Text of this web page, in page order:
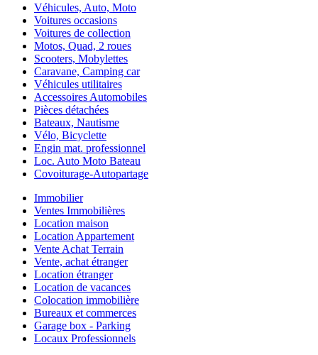
Véhicules, Auto, Moto
Voitures occasions
Voitures de collection
Motos, Quad, 2 roues
Scooters, Mobylettes
Caravane, Camping car
Véhicules utilitaires
Accessoires Automobiles
Pièces détachées
Bateaux, Nautisme
Vélo, Bicyclette
Engin mat. professionnel
Loc. Auto Moto Bateau
Covoiturage-Autopartage
Immobilier
Ventes Immobilières
Location maison
Location Appartement
Vente Achat Terrain
Vente, achat étranger
Location étranger
Location de vacances
Colocation immobilière
Bureaux et commerces
Garage box - Parking
Locaux Professionnels